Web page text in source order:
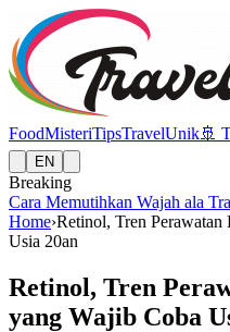
FoodMisteriTipsTravelUnik🚢
EN
Breaking
Cara Memutihkan Wajah ala
Home›Retinol, Tren
Usia 20an
Retinol, Tren
yang Wajib Coba